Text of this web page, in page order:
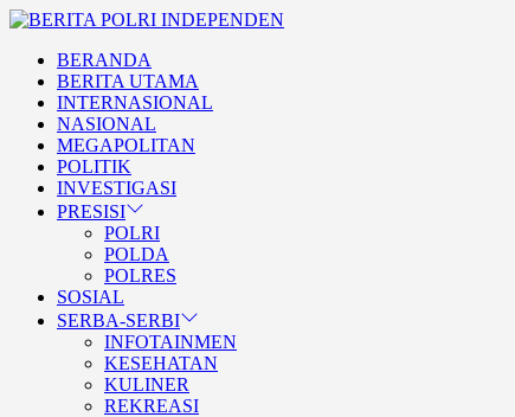
Skip
content
BERITA POLRI INDEPENDEN
BERANDA
BERITA UTAMA
INTERNASIONAL
NASIONAL
MEGAPOLITAN
POLITIK
INVESTIGASI
PRESISI
POLRI
POLDA
POLRES
SOSIAL
SERBA-SERBI
INFOTAINMEN
KESEHATAN
KULINER
REKREASI